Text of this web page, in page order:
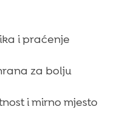
i praćenje
za bolju
i mirno mjesto